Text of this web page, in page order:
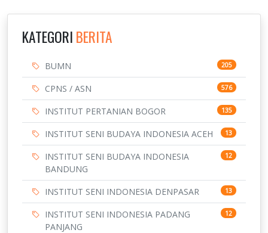
KATEGORI BERITA
BUMN 205
CPNS / ASN 576
INSTITUT PERTANIAN BOGOR 135
INSTITUT SENI BUDAYA INDONESIA ACEH 13
INSTITUT SENI BUDAYA INDONESIA
BANDUNG
12
INSTITUT SENI INDONESIA DENPASAR 13
INSTITUT SENI INDONESIA PADANG
PANJANG
12